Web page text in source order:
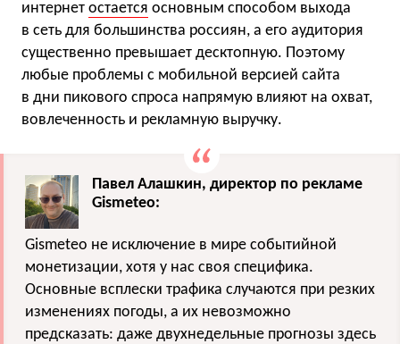
интернет остается основным способом выхода
в сеть для большинства россиян, а его аудитория
существенно превышает десктопную. Поэтому
любые проблемы с мобильной версией сайта
в дни пикового спроса напрямую влияют на охват,
вовлеченность и рекламную выручку.
Павел Алашкин, директор по рекламе
Gismeteo:
Gismeteo не исключение в мире событийной
монетизации, хотя у нас своя специфика.
Основные всплески трафика случаются при резких
изменениях погоды, а их невозможно
предсказать: даже двухнедельные прогнозы здесь